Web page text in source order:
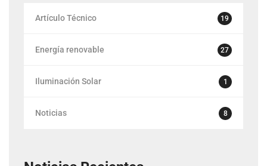
Artículo Técnico 19
Energía renovable 27
Iluminación Solar 1
Noticias 8